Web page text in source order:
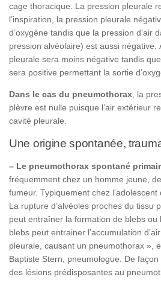
cage thoracique. La pression pleurale
l’inspiration, la pression pleurale
d’oxygène tandis que la pression d’air
pression alvéolaire) est aussi négative.
pleurale sera moins négative tandis
sera positive permettant la sortie
Dans le cas du pneumothorax , la
plèvre est nulle puisque l’air extérieur
cavité pleurale.
Une origine spontanée,
– Le pneumothorax spontané
fréquemment chez un homme jeune,
fumeur. Typiquement chez
La rupture d’alvéoles proches du tissu
peut entraîner la formation de blebs
blebs peut entrainer l’accumulation
pleurale, causant un pneumothorax »,
Baptiste Stern, pneumologue. De
des lésions prédisposantes au